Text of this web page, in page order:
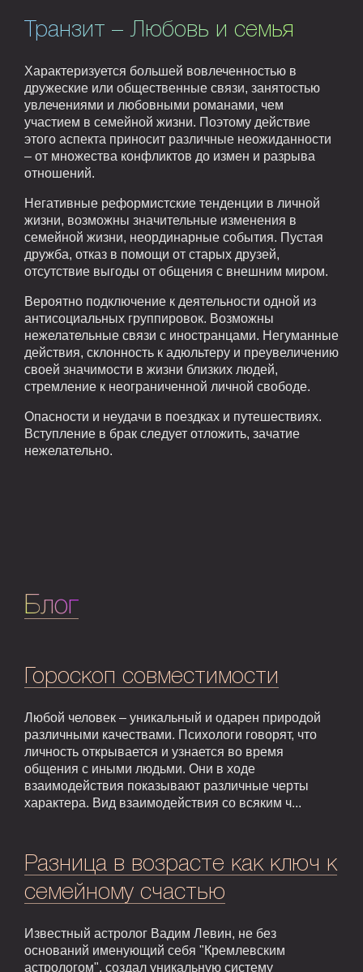
Транзит – Любовь и семья
Характеризуется большей вовлеченностью в
дружеские или общественные связи, занятостью
увлечениями и любовными романами, чем
участием в семейной жизни. Поэтому действие
этого аспекта приносит различные неожиданности
– от множества конфликтов до измен и разрыва
отношений.
Негативные реформистские тенденции в личной
жизни, возможны значительные изменения в
семейной жизни, неординарные события. Пустая
дружба, отказ в помощи от старых друзей,
отсутствие выгоды от общения с внешним миром.
Вероятно подключение к деятельности одной из
антисоциальных группировок. Возможны
нежелательные связи с иностранцами. Негуманные
действия, склонность к адюльтеру и преувеличению
своей значимости в жизни близких людей,
стремление к неограниченной личной свободе.
Опасности и неудачи в поездках и путешествиях.
Вступление в брак следует отложить, зачатие
нежелательно.
Блог
Гороскоп совместимости
Любой человек – уникальный и одарен природой
различными качествами. Психологи говорят, что
личность открывается и узнается во время
общения с иными людьми. Они в ходе
взаимодействия показывают различные черты
характера. Вид взаимодействия со всяким ч...
Разница в возрасте как ключ к
семейному счастью
Известный астролог Вадим Левин, не без
оснований именующий себя "Кремлевским
астрологом", создал уникальную систему